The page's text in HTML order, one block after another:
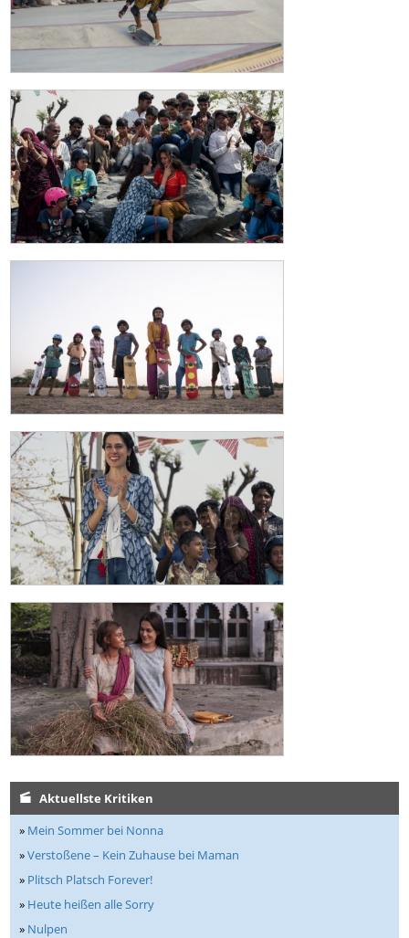
Aktuellste Kritiken
» Mein Sommer bei Nonna
»Verstoßene – Kein Zuhause bei Maman
» Plitsch Platsch Forever!
» Heute heißen alle Sorry
» Nulpen